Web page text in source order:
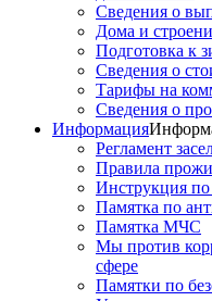
Сведения о
Дома и
Подготовка к
Сведения о
Тарифы на
Сведения о
Информация
Регламент
Правила
Инструкция по
Памятка по
Памятка МЧС
Мы против
сфере
Памятки по